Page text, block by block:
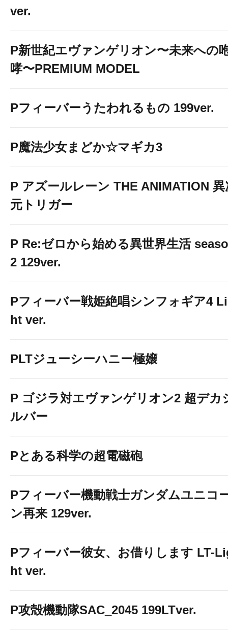
ver.
P新世紀エヴァンゲリオン〜未来への
哮〜PREMIUM MODEL
Pフィーバーうたわれるもの 199ver.
P魔法少女まどか☆マギカ3
P アズールレーン THE ANIMATION 異
元トリガー
P Re:ゼロから始める異世界生活
2 129ver.
Pフィーバー戦姫絶唱シンフォギア4
ht ver.
PLTジューシーハニー極嬢
P ゴジラ対エヴァンゲリオン2 超デカ
ルバー
Pとある科学の超電磁砲
Pフィーバー機動戦士ガンダムユニコ
ン再来 129ver.
Pフィーバー彼女、お借りします LT-
ht ver.
P攻殻機動隊SAC_2045 199LTver.